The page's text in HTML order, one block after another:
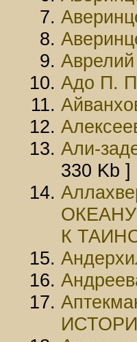
Адо П.
Али-
330 Kb ]
К